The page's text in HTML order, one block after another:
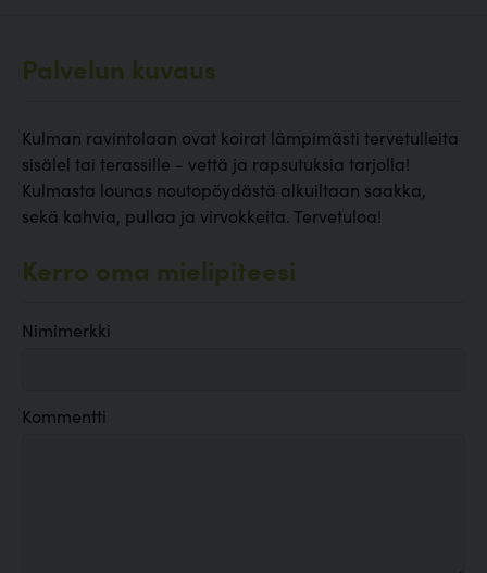
Palvelun kuvaus
Kulman ravintolaan ovat koirat lämpimästi tervetulleita
sisälel tai terassille - vettä ja rapsutuksia tarjolla!
Kulmasta lounas noutopöydästä alkuiltaan saakka,
sekä kahvia, pullaa ja virvokkeita. Tervetuloa!
Kerro oma mielipiteesi
Nimimerkki
Kommentti